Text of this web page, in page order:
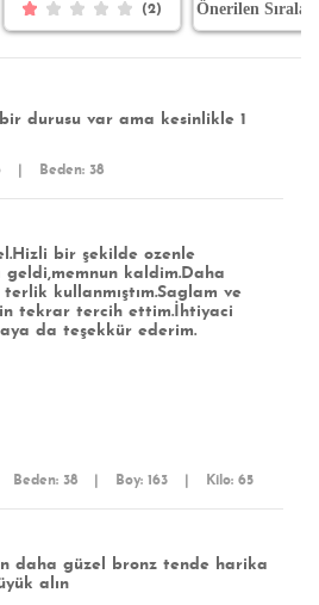
(2)
durusu var ama kesinlikle 1
Beden: 38
bir şekilde ozenle
kaldim.Daha
kullanmıştım.Saglam ve
tekrar tercih ettim.İhtiyaci
da teşekkür ederim.
Beden: 38 Boy: 163 Kilo: 65
daha güzel bronz tende harika
alın